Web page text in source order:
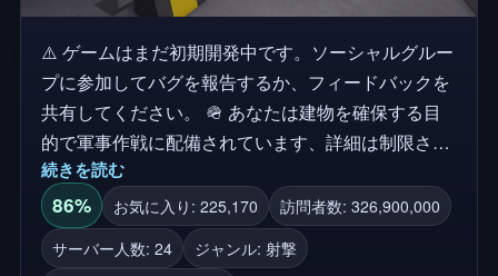
⚠️ ゲームはまだ初期開発中です。ソーシャルグルー
プに参加してバグを報告するか、フィードバックを
共有してください。 🪖 あなたは建物を確保する目
的で軍事作戦に配備されています、詳細は制限され
ています。この4v4ダークテーマのFPSで死に送ら
れます。 📷インテリジェントツールを使って、💥爆
発物を壁や天井に穴を開けて、必要な手段を使って
ください。 🌆より高いグラフィック設定(7以上)で
続きを読む
86% お気に入り: 225,170
訪問者数: 326,900,000
サーバー人数: 24
ジャンル: 射撃